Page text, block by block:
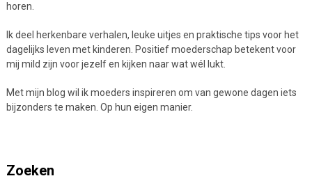
horen.
Ik deel herkenbare verhalen, leuke uitjes en praktische tips voor het
dagelijks leven met kinderen. Positief moederschap betekent voor
mij mild zijn voor jezelf en kijken naar wat wél lukt.
Met mijn blog wil ik moeders inspireren om van gewone dagen iets
bijzonders te maken. Op hun eigen manier.
Zoeken